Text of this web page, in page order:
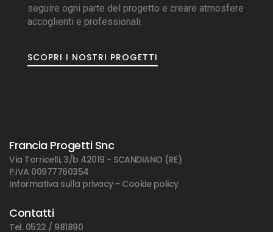
seguire ogni parte del progetto e creare atmosfere
accoglienti e professionali.
SCOPRI I NOSTRI PROGETTI
Francia Progetti Snc
Via Torricelli, 3/b 42019 - SCANDIANO (RE)
P.IVA 00977760354
Informativa sulla privacy- Cookie policy
Contatti
Tel. 0522 / 981890